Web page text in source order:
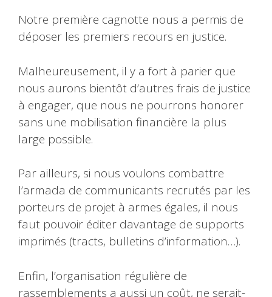
Notre première cagnotte nous a permis de
déposer les premiers recours en justice.
Malheureusement, il y a fort à parier que
nous aurons bientôt d’autres frais de justice
à engager, que nous ne pourrons honorer
sans une mobilisation financière la plus
large possible.
Par ailleurs, si nous voulons combattre
l’armada de communicants recrutés par les
porteurs de projet à armes égales, il nous
faut pouvoir éditer davantage de supports
imprimés (tracts, bulletins d’information…).
Enfin, l’organisation régulière de
rassemblements a aussi un coût, ne serait-